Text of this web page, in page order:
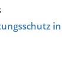
in